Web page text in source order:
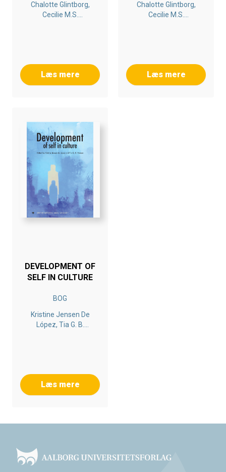
Chalotte Glintborg,
Cecilie M.s.
Læs mere
Chalotte Glintborg,
Cecilie M.s.
Læs mere
DEVELOPMENT OF
SELF IN CULTURE
BOG
Kristine Jensen De
López, Tia G. B.
Læs mere